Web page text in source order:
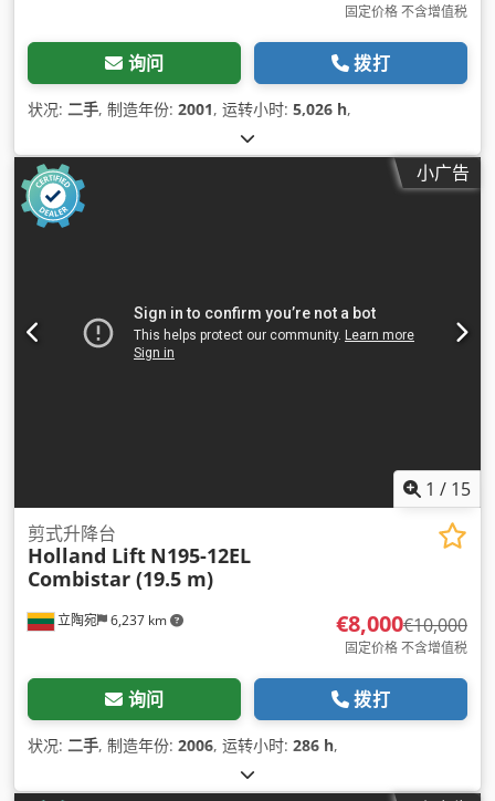
固定价格 不含增值税
询问 拨打
状况: 二手, 制造年份: 2001, 运转小时: 5,026 h,
小广告
1 / 15
立陶宛 6,237 km
剪式升降台
Holland Lift N195-12EL
Combistar (19.5 m)
€8,000€10,000
固定价格 不含增值税
询问 拨打
状况: 二手, 制造年份: 2006, 运转小时: 286 h,